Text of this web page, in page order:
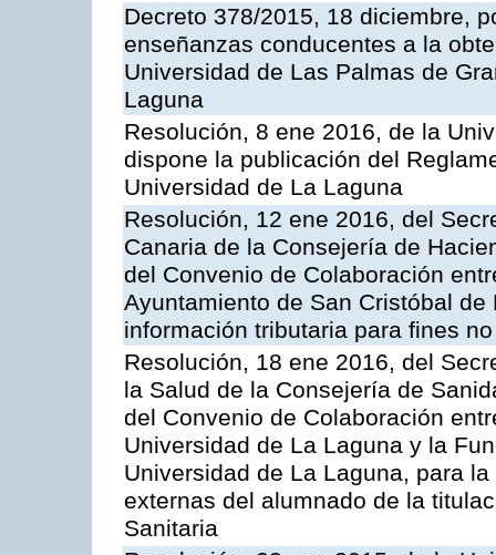
Decreto 378/2015, 18 diciembre,
enseñanzas conducentes a la
Universidad de Las Palmas de
Laguna
Resolución, 8 ene 2016, de la
dispone la publicación del
Universidad de La Laguna
Resolución, 12 ene 2016, del
Canaria de la Consejería de
del Convenio de Colaboración
Ayuntamiento de San Cristóbal
información tributaria para fines
Resolución, 18 ene 2016, del
la Salud de la Consejería de
del Convenio de Colaboración
Universidad de La Laguna y la
Universidad de La Laguna, para
externas del alumnado de la
Sanitaria